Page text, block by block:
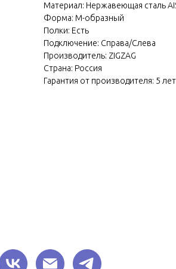
Материал: Нержавеющая сталь
Форма: М-образный
Полки: Есть
Подключение: Справа/Слева
Производитель: ZIGZAG
Страна: Россия
Гарантия от производителя: 5 лет